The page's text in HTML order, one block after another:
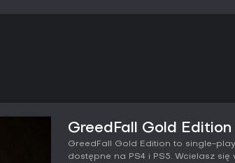
GreedFall Gold
GreedFall Gold Edition to single-
dostępne na PS4 i PS5. Wcielasz